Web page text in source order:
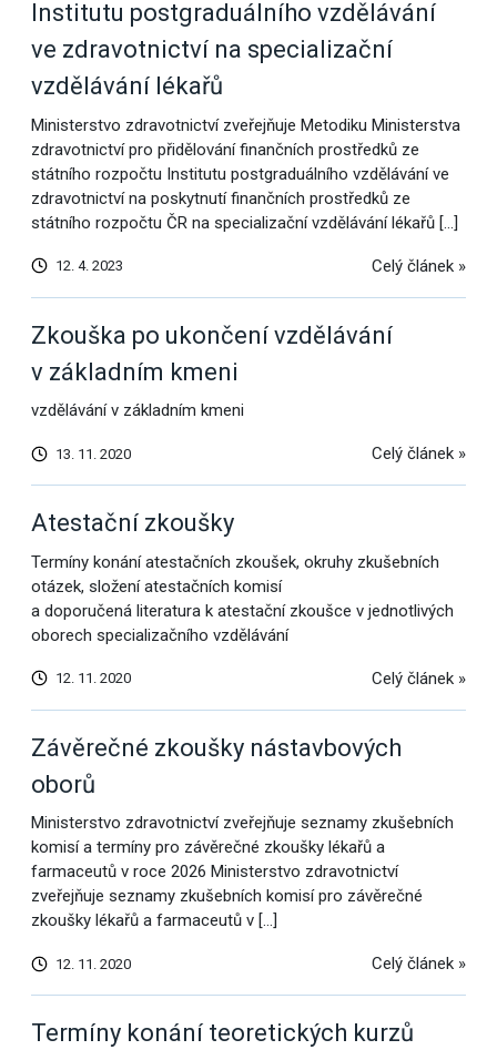
Institutu postgraduálního vzdělávání
ve zdravotnictví na specializační
vzdělávání lékařů
Ministerstvo zdravotnictví zveřejňuje Metodiku Ministerstva
zdravotnictví pro přidělování finančních prostředků ze
státního rozpočtu Institutu postgraduálního vzdělávání ve
zdravotnictví na poskytnutí finančních prostředků ze
státního rozpočtu ČR na specializační vzdělávání lékařů […]
12. 4. 2023 Celý článek »
Zkouška po ukončení vzdělávání
v základním kmeni
vzdělávání v základním kmeni
13. 11. 2020 Celý článek »
Atestační zkoušky
Termíny konání atestačních zkoušek, okruhy zkušebních
otázek, složení atestačních komisí
a doporučená literatura k atestační zkoušce v jednotlivých
oborech specializačního vzdělávání
12. 11. 2020 Celý článek »
Závěrečné zkoušky nástavbových
oborů
Ministerstvo zdravotnictví zveřejňuje seznamy zkušebních
komisí a termíny pro závěrečné zkoušky lékařů a
farmaceutů v roce 2026 Ministerstvo zdravotnictví
zveřejňuje seznamy zkušebních komisí pro závěrečné
zkoušky lékařů a farmaceutů v […]
12. 11. 2020 Celý článek »
Termíny konání teoretických kurzů